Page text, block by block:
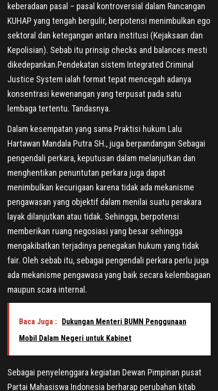
keberadaan pasal – pasal kontroversial dalam Rancangan
KUHAP yang tengah bergulir, berpotensi menimbulkan ego
sektoral dan ketegangan antara institusi (Kejaksaan dan
Kepolisian). Sebab itu prinsip checks and balances mesti
dikedepankan.Pendekatan sistem Integrated Criminal
Justice System ialah format tepat mencegah adanya
konsentrasi kewenangan yang terpusat pada satu
lembaga tertentu. Tandasnya.
Dalam kesempatan yang sama Praktisi hukum Lalu
Hartawan Mandala Putra SH., juga berpandangan Sebagai
pengendali perkara, keputusan dalam melanjutkan dan
menghentikan penuntutan perkara juga dapat
menimbulkan kecurigaan karena tidak ada mekanisme
pengawasan yang objektif dalam menilai suatu perakara
layak dilanjutkan atau tidak. Sehingga, berpotensi
memberikan ruang negosiasi yang besar sehingga
mengakibatkan terjadinya penegakan hukum yang tidak
fair. Oleh sebab itu, sebagai pengendali perkara perlu juga
ada mekanisme pengawasa yang baik secara kelembagaan
maupun scara internal.
Baca Juga : Dukungan Menteri BUMN Penggunaan
Mobil Dalam Negeri untuk Kabinet
Sebagai penyelenggara kegiatan Dewan Pimpinan pusat
Partai Mahasiswa Indonesia berharap perubahan kitab